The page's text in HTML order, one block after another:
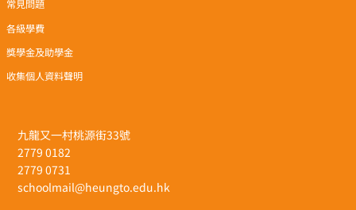
九龍又一村桃源街33號
2779 0182
2779 0731
schoolmail@heungto.edu.hk
常見問題
各級學費
獎學金及助學金
收集個人資料聲明